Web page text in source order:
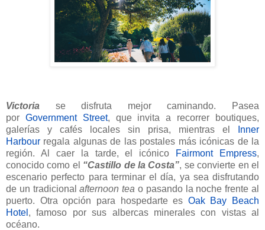
Victoria se disfruta mejor caminando. Pasea
por Government Street, que invita a recorrer boutiques,
galerías y cafés locales sin prisa, mientras el
Inner
Harbour regala algunas de las postales más icónicas de la
región. Al caer la tarde, el icónico
Fairmont Empress,
conocido como el “Castillo de la Costa”, se convierte en el
escenario perfecto para terminar el día, ya sea disfrutando
de un tradicionalafternoon tea o pasando la noche frente al
puerto. Otra opción para hospedarte es Oak Bay Beach
Hotel , famoso por sus albercas minerales con vistas al
océano.